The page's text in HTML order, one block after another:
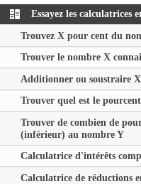
Essayez les calculatrices
Trouvez Xpour cent du
Trouver le nombre X
Additionner ou soustraire X
Trouver quel est le
Trouver de combien de
(inférieur) au nombreY
Calculatrice d'intérêts
Calculatrice de réductions